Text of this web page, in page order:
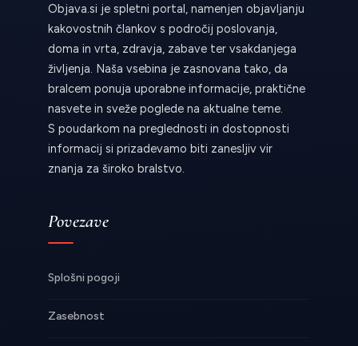
Objava.si je spletni portal, namenjen objavljanju
kakovostnih člankov s področij poslovanja,
doma in vrta, zdravja, zabave ter vsakdanjega
življenja. Naša vsebina je zasnovana tako, da
bralcem ponuja uporabne informacije, praktične
nasvete in sveže poglede na aktualne teme.
S poudarkom na preglednosti in dostopnosti
informacij si prizadevamo biti zanesljiv vir
znanja za široko bralstvo.
Povezave
Splošni pogoji
Zasebnost